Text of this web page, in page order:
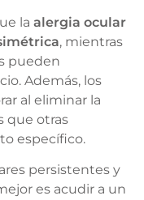
la alergia ocular
, mientras
pueden
Además, los
al eliminar la
que otras
específico.
persistentes y
es acudir a un